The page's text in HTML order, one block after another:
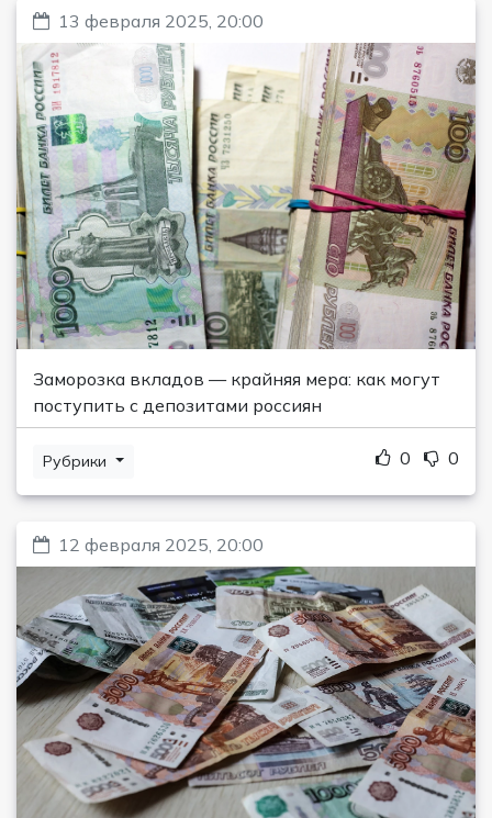
13 февраля 2025, 20:00
Заморозка вкладов — крайняя мера: как могут
поступить с депозитами россиян
Рубрики 0 0
12 февраля 2025, 20:00